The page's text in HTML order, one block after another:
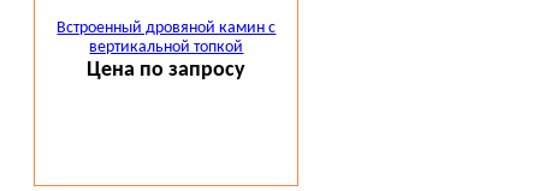
Встроенный дровяной камин с
вертикальной топкой
Цена по запросу